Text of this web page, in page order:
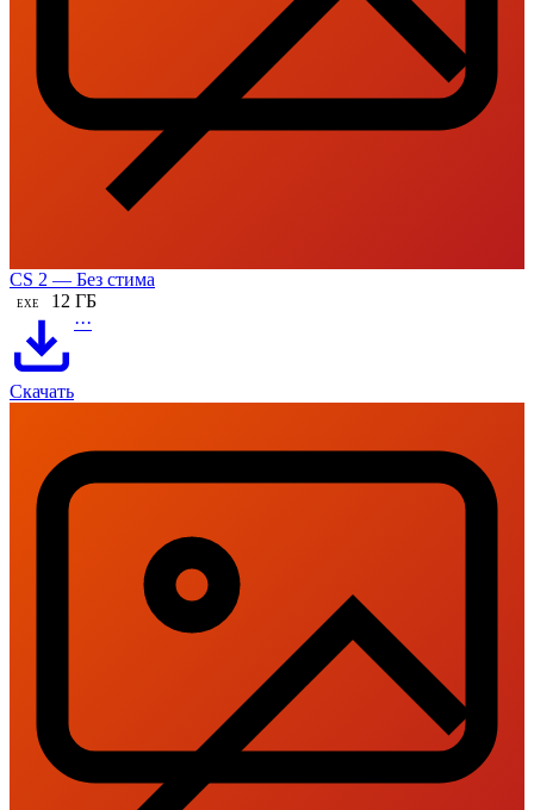
CS 2 — Без стима
EXE 12 ГБ
Скачать
···